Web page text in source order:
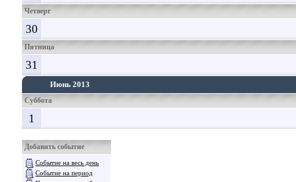
Четверг
30
Пятница
31
Июнь 2013
Суббота
1
Добавить событие
Событие на весь день
Событие на период